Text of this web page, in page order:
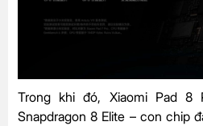
Trong khi đó, Xiaomi Pad 8
Snapdragon 8 Elite – con chip